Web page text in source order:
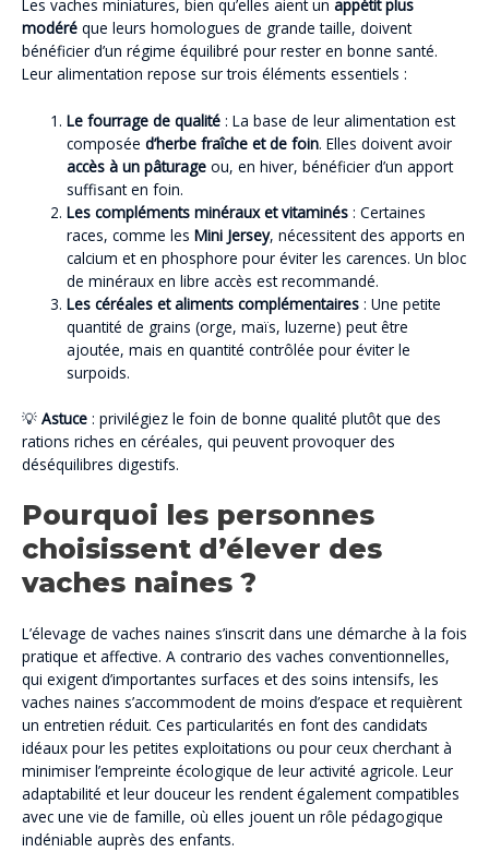
Les vaches miniatures, bien qu’elles aient un appétit plus
modéré que leurs homologues de grande taille, doivent
bénéficier d’un régime équilibré pour rester en bonne santé.
Leur alimentation repose sur trois éléments essentiels :
Le fourrage de qualité : La base de leur alimentation est
composéed’herbe fraîche et de foin. Elles doivent avoir
accès à un pâturage ou, en hiver, bénéficier d’un apport
suffisant en foin.
Les compléments minéraux et vitaminés : Certaines
races, comme lesMini Jersey, nécessitent des apports en
calcium et en phosphore pour éviter les carences. Un bloc
de minéraux en libre accès est recommandé.
Les céréales et aliments complémentaires : Une petite
quantité de grains (orge, maïs, luzerne) peut être
ajoutée, mais en quantité contrôlée pour éviter le
surpoids.
💡 Astuce : privilégiez le foin de bonne qualité plutôt que des
rations riches en céréales, qui peuvent provoquer des
déséquilibres digestifs.
Pourquoi les personnes
choisissent d’élever des
vaches naines ?
L’élevage de vaches naines s’inscrit dans une démarche à la fois
pratique et affective. A contrario des vaches conventionnelles,
qui exigent d’importantes surfaces et des soins intensifs, les
vaches naines s’accommodent de moins d’espace et requièrent
un entretien réduit. Ces particularités en font des candidats
idéaux pour les petites exploitations ou pour ceux cherchant à
minimiser l’empreinte écologique de leur activité agricole. Leur
adaptabilité et leur douceur les rendent également compatibles
avec une vie de famille, où elles jouent un rôle pédagogique
indéniable auprès des enfants.